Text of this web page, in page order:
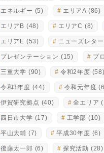
エネルギー (5) エリアA(86)
エリアB (48) エリアC (8)
エリアE (53) ニューズレター
プレゼンテーション (15) プ
三重大学 (90) 令和2年度 (58)
令和3年度 (44) 令和元年度
伊賀研究拠点 (40) 全エリア
四日市大学 (17) 工学部 (10)
平山大輔 (7) 平成30年度 (6)
後藤太一郎 (6) 探究活動 (28)